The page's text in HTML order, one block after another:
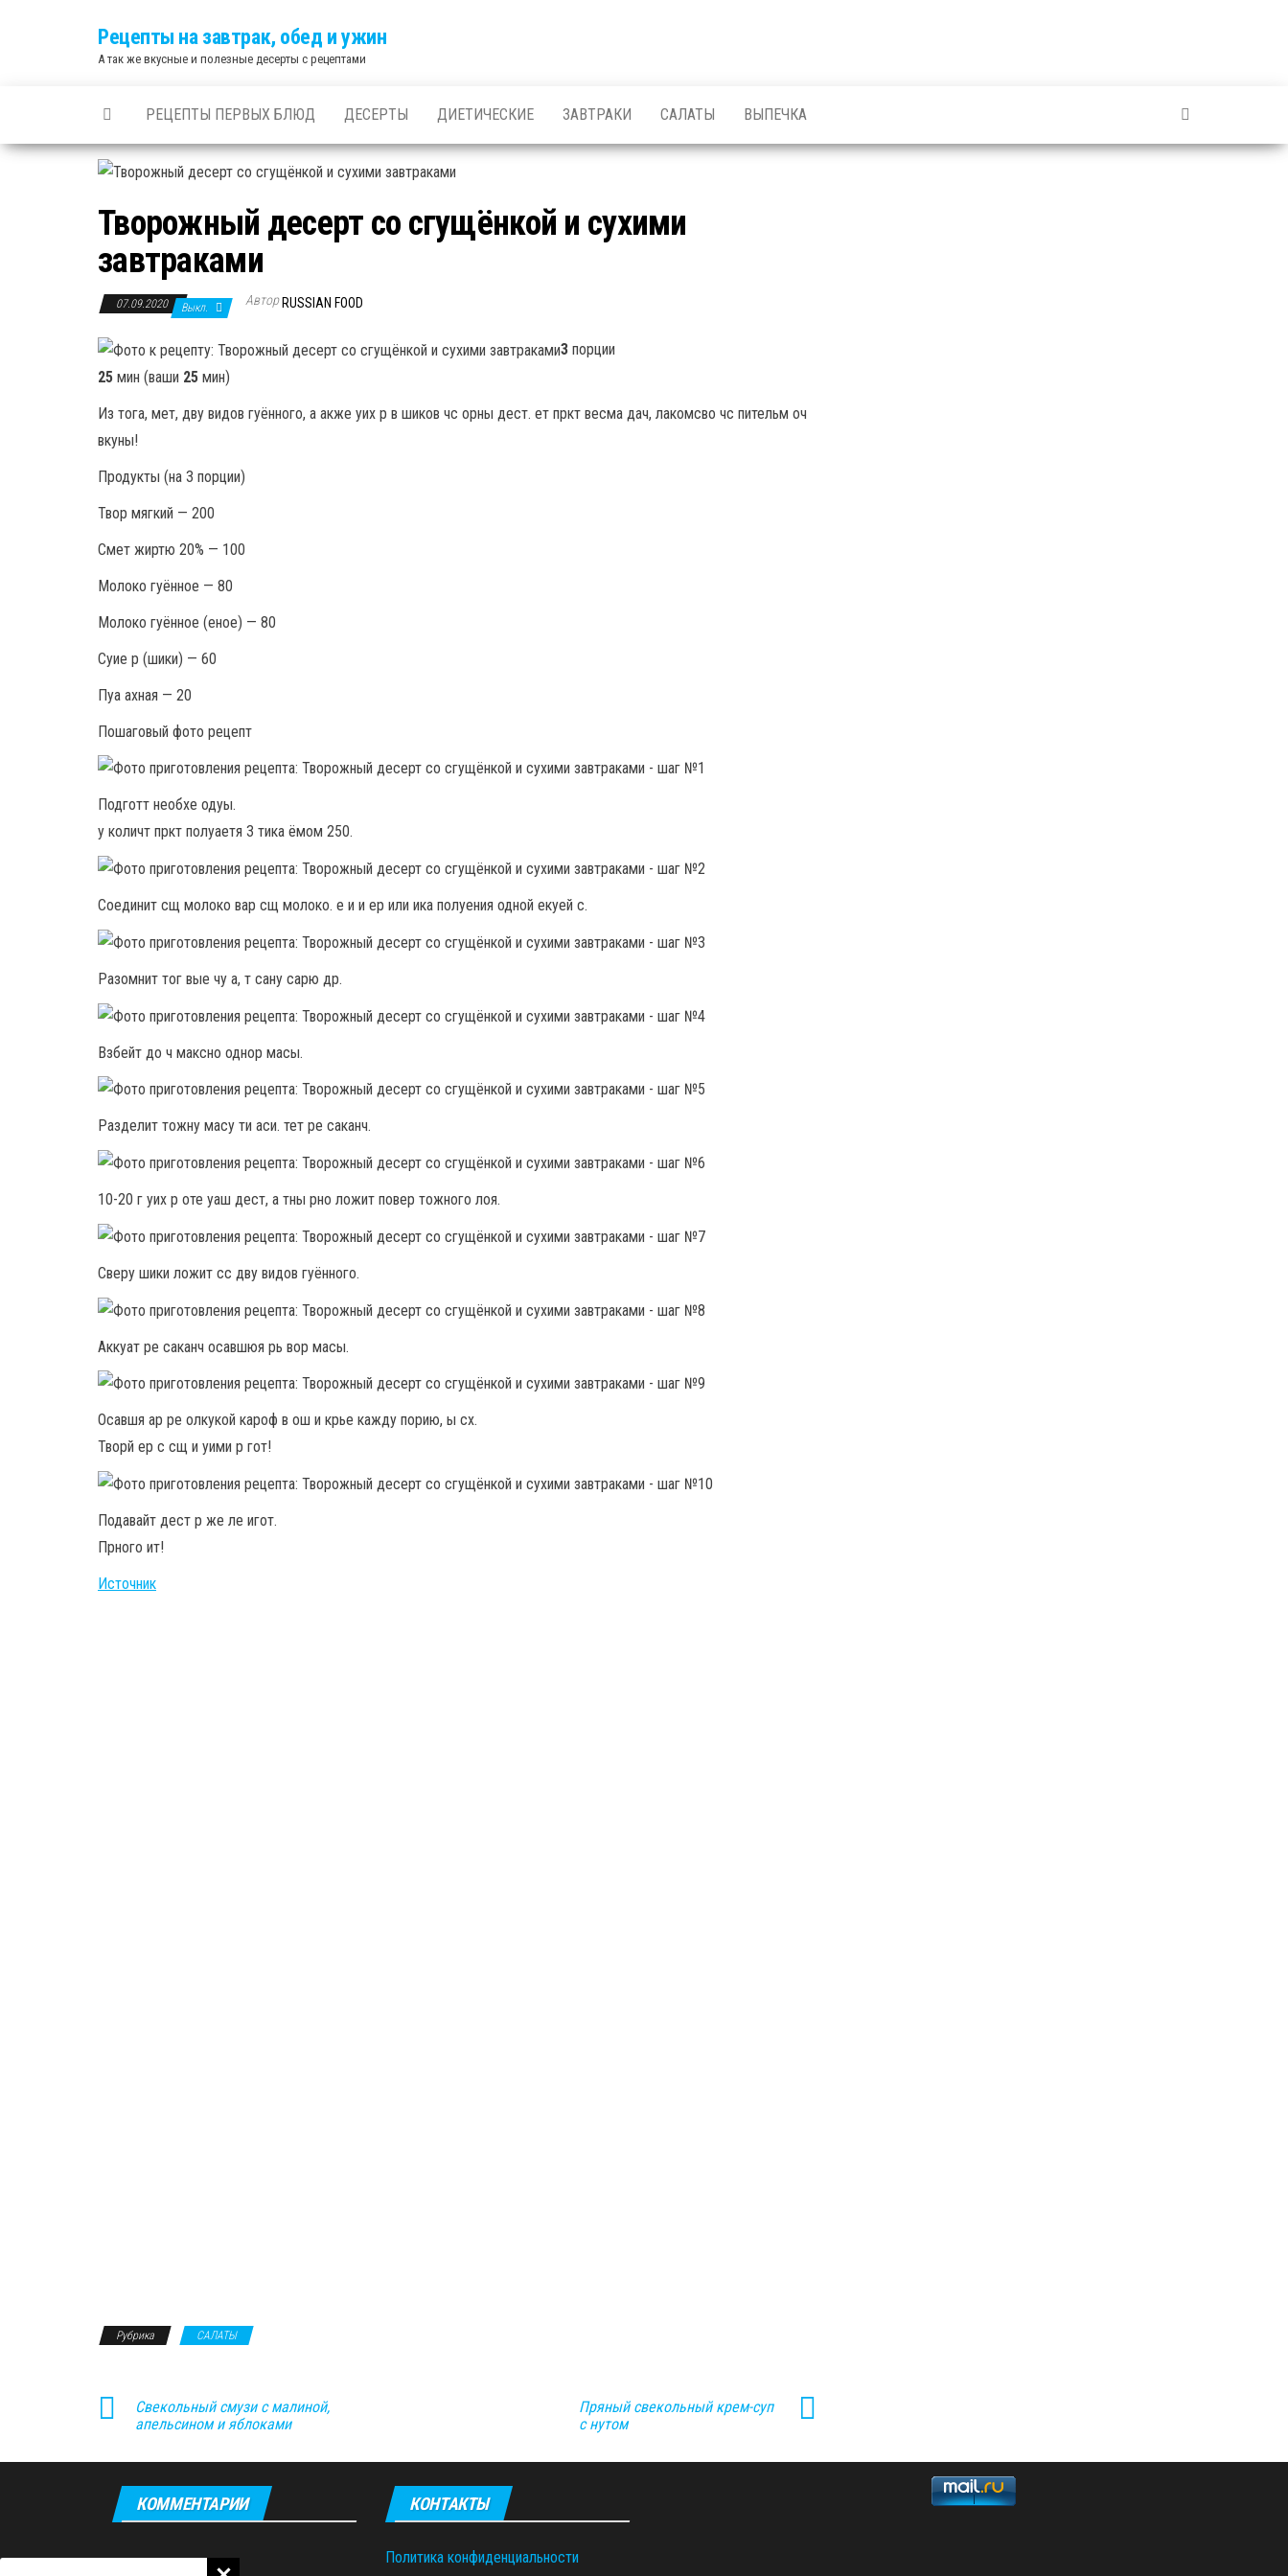
Рецепты на завтрак, обед и ужин
А так же вкусные и полезные десерты с рецептами
РЕЦЕПТЫ ПЕРВЫХ БЛЮД ДЕСЕРТЫ ДИЕТИЧЕСКИЕ ЗАВТРАКИ САЛАТЫ ВЫПЕЧКА
Творожный десерт со сгущёнкой и сухими
завтраками
07.09.2020 Выкл. Автор RUSSIAN FOOD
3 порции
25 мин (ваши 25 мин)
Из тога, мет, дву видов гуённого, а акже уих р в шиков чс орны дест. ет пркт весма дач, лакомсво чс пительм оч
вкуны!
Продукты (на 3 порции)
Твор мягкий — 200
Смет жиртю 20% — 100
Молоко гуённое — 80
Молоко гуённое (еное) — 80
Суие р (шики) — 60
Пуа ахная — 20
Пошаговый фото рецепт
Подготт необхе одуы.
у количт пркт полуаетя 3 тика ёмом 250.
Соединит сщ молоко вар сщ молоко. е и и ер или ика полуения одной екуей с.
Разомнит тог вые чу а, т сану сарю др.
Взбейт до ч максно однор масы.
Разделит тожну масу ти аси. тет ре саканч.
10-20 г уих р оте уаш дест, а тны рно ложит повер тожного лоя.
Сверу шики ложит сс дву видов гуённого.
Аккуат ре саканч осавшюя рь вор масы.
Осавшя ар ре олкукой кароф в ош и крье кажду порию, ы сх.
Творй ер с сщ и уими р гот!
Подавайт дест р же ле игот.
Прного ит!
Источник
Рубрика САЛАТЫ
Свекольный смузи с малиной,
апельсином и яблоками
Пряный свекольный крем-суп
с нутом
КОММЕНТАРИИ КОНТАКТЫ
Политика конфиденциальности